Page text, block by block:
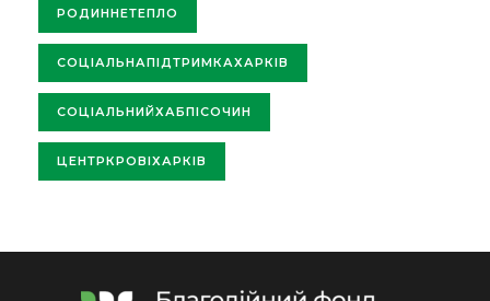
РОДИННЕТЕПЛО
СОЦІАЛЬНАПІДТРИМКАХАРКІВ
СОЦІАЛЬНИЙХАБПІСОЧИН
ЦЕНТРКРОВІХАРКІВ